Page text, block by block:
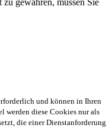
zu gewähren, müssen Sie
und können in Ihren
werden diese Cookies nur als
die einer Dienstanforderung